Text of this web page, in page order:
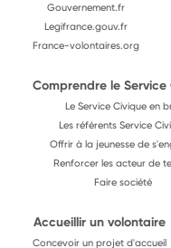
Gouvernement.fr
Legifrance.gouv.fr
France-volontaires.org
Comprendre le Service
Le Service Civique en
Les référents Service
Offrir à la jeunesse de
Renforcer les acteur de
Faire société
Accueillir un volontaire
Concevoir un projet d'accueil